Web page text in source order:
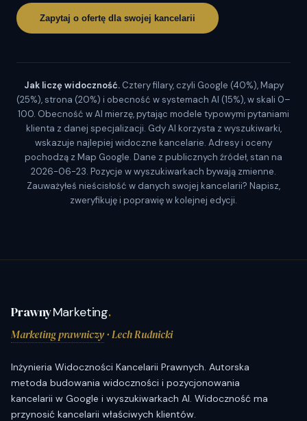
Zapytaj o ofertę dla swojej kancelarii
Jak liczę widoczność.Cztery filary, czyli Google (40%), Mapy
(25%), strona (20%) i obecność w systemach AI (15%), w skali 0–
100. Obecność w AI mierzę, pytając modele typowymi pytaniami
klienta z danej specjalizacji. Gdy AI korzysta z wyszukiwarki,
wskazuje najlepiej widoczne kancelarie. Adresy i oceny
pochodzą z Map Google. Dane z publicznych źródeł, stan na
2026-06-23. Pozycje w wyszukiwarkach bywają zmienne.
Zauważyłeś nieścisłość w danych swojej kancelarii? Napisz,
zweryfikuję i poprawię w kolejnej edycji.
PrawnyMarketing.
Marketing prawniczy· Lech Rudnicki
Inżynieria Widoczności Kancelarii Prawnych. Autorska
metoda budowania widoczności i pozycjonowania
kancelarii w Google i wyszukiwarkach AI. Widoczność ma
przynosić kancelarii właściwych klientów.